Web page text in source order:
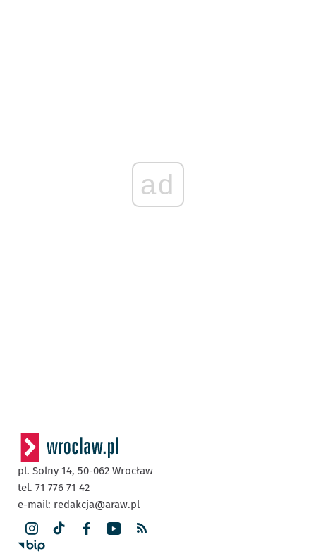
ad
pl. Solny 14, 50-062 Wrocław
tel. 71 776 71 42
e-mail: redakcja@araw.pl